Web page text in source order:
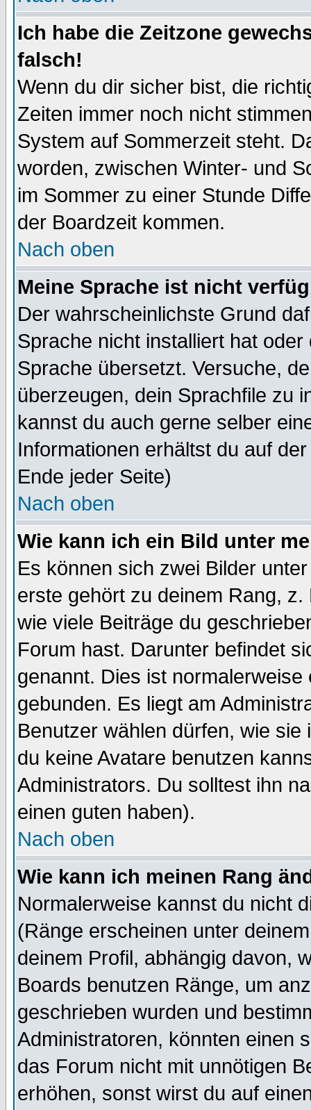
Ich habe die Zeitzone
falsch!
Wenn du dir sicher bist, die
Zeiten immer noch nicht
System auf Sommerzeit steht.
worden, zwischen Winter- und
im Sommer zu einer Stunde
der Boardzeit kommen.
Nach oben
Meine Sprache ist nicht
Der wahrscheinlichste Grund
Sprache nicht installiert hat
Sprache übersetzt. Versuche,
überzeugen, dein Sprachfile zu
kannst du auch gerne selber
Informationen erhältst du auf
Ende jeder Seite)
Nach oben
Wie kann ich ein Bild unter
Es können sich zwei Bilder
erste gehört zu deinem Rang,
wie viele Beiträge du
Forum hast. Darunter befindet
genannt. Dies ist
gebunden. Es liegt am
Benutzer wählen dürfen, wie
du keine Avatare benutzen
Administrators. Du solltest ihn
einen guten haben).
Nach oben
Wie kann ich meinen Rang
Normalerweise kannst du nicht
(Ränge erscheinen unter
deinem Profil, abhängig davon,
Boards benutzen Ränge, um
geschrieben wurden und
Administratoren, könnten einen
das Forum nicht mit unnötigen
erhöhen, sonst wirst du auf